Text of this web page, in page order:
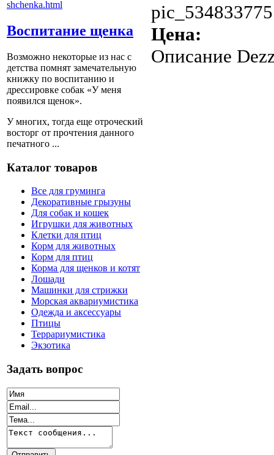
Воспитание щенка
Возможно некоторые из нас с
детства помнят замечательную
книжку по воспитанию и
дрессировке собак «У меня
появился щенок».
У многих, тогда еще отроческий
восторг от прочтения данного
печатного ...
Каталог товаров
Все для груминга
Декоративные грызуны
Для собак и кошек
Игрушки для животных
Клетки для птиц
Корм для животных
Корм для птиц
Корма для щенков и котят
Лошади
Машинки для стрижки
Морская аквариумистика
Одежда и аксессуары
Птицы
Террариумистика
Экзотика
Задать вопрос
Цена:
Описание